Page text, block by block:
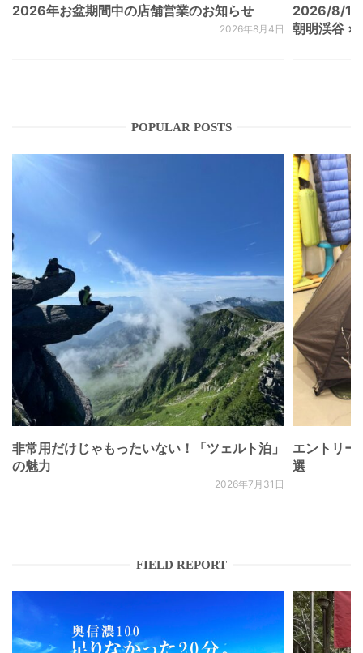
2026年お盆期間中の店舗営業のお知らせ
2026年8月4日
2026/8/
朝明渓谷 ×
POPULAR POSTS
非常用だけじゃもったいない！「ツェルト泊」
の魅力
2026年7月31日
エントリー
選
FIELD REPORT